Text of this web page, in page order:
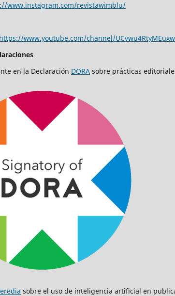
www.instagram.com/revistawimblu/
https://www.youtube.com/channel/
en la Declaración DORA sobre prácticas
sobre el uso de inteligencia artificial en